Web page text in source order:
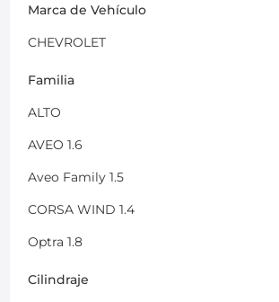
Marca de Vehículo
CHEVROLET
Familia
ALTO
AVEO 1.6
Aveo Family 1.5
CORSA WIND 1.4
Optra 1.8
Cilindraje